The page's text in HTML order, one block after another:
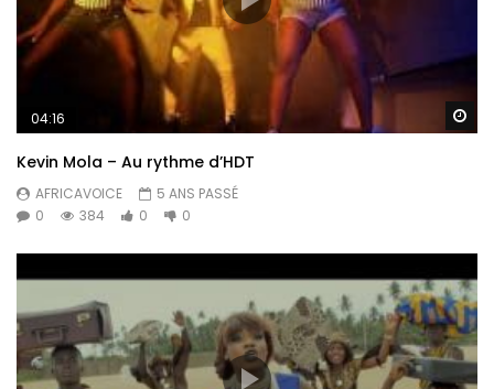
04:16
Kevin Mola – Au rythme d’HDT
AFRICAVOICE
5 ANS PASSÉ
0
384 0 0